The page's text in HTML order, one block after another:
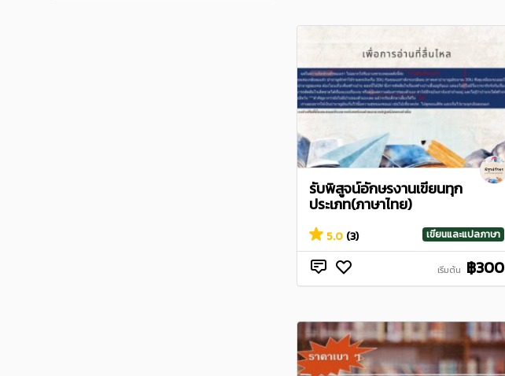
รับพิสูจน์อักษรงานเขียนทุก
ประเภท(ภาษาไทย)
5.0 (3) เขียนและแปลภาษา
เริ่มต้น ฿300